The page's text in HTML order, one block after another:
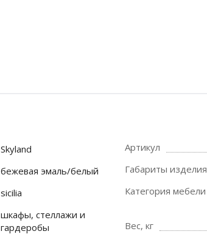
Skyland
бежевая эмаль/белый
sicilia
шкафы, стеллажи и
гардеробы
Артикул
Габариты изделия
Категория мебели
Вес, кг